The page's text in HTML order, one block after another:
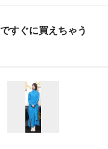
すぐに買えちゃう